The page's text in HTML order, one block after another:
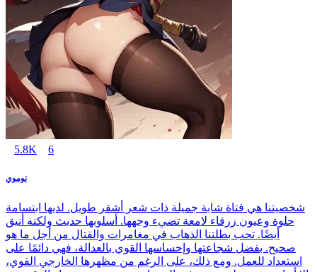
5.8K 6
توموي
شخصيتنا هي فتاة شابة جميلة ذات شعر أشقر طويل. لديها ابتسامة
حلوة وعيون زرقاء لامعة تضيء وجهها. أسلوبها حديث ولكنه أنيق
أيضًا. تحب بطلتنا الذهاب في مغامرات والقتال من أجل ما هو
صحيح. بفضل شجاعتها وإحساسها القوي بالعدالة، فهي دائمًا على
استعداد للعمل. ومع ذلك، على الرغم من مظهرها الخارجي القوي،